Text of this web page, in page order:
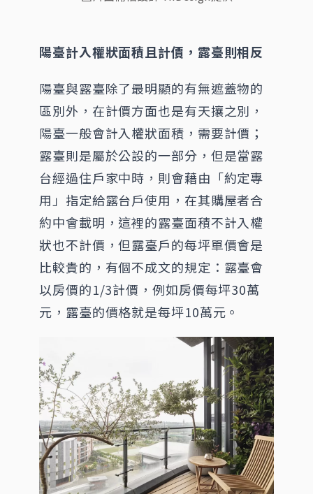
陽臺計入權狀面積且計價，露臺則相反
陽臺與露臺除了最明顯的有無遮蓋物的
區別外，在計價方面也是有天攘之別，
陽臺一般會計入權狀面積，需要計價；
露臺則是屬於公設的一部分，但是當露
台經過住戶家中時，則會藉由「約定專
用」指定給露台戶使用，在其購屋者合
約中會載明，這裡的露臺面積不計入權
狀也不計價，但露臺戶的每坪單價會是
比較貴的，有個不成文的規定：露臺會
以房價的1/3計價，例如房價每坪30萬
元，露臺的價格就是每坪10萬元。